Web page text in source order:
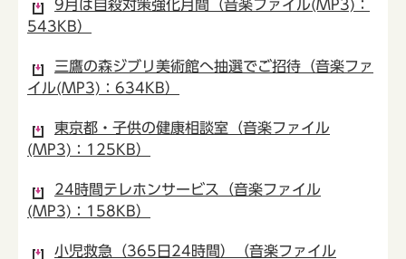
9月は自殺対策強化月間（音楽ファイル(MP3)：
543KB）
三鷹の森ジブリ美術館へ抽選でご招待（音楽ファ
イル(MP3)：634KB）
東京都・子供の健康相談室（音楽ファイル
(MP3)：125KB）
24時間テレホンサービス（音楽ファイル
(MP3)：158KB）
小児救急（365日24時間）（音楽ファイル